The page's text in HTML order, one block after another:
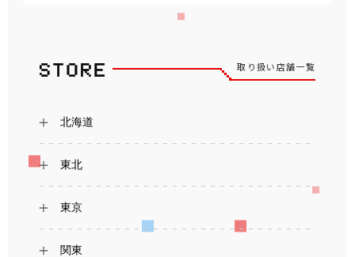
取り扱い店舗一覧
北海道
東北
東京
関東